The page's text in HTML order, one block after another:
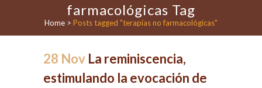
farmacológicas Tag
Home > Posts tagged "terapias no farmacológicas"
28 Nov La reminiscencia,
estimulando la evocación de